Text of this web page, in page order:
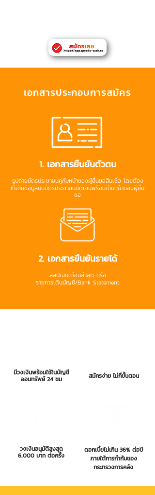
เอกสารประกอบการสมัคร
1. เอกสารยืนยันตัวตน
รูปถ่ายบัตรประชาชนคู่กับหน้าของผู้ยื่นขอสินเชื่อ โดยต้อง
ให้เห็นข้อมูลบนบัตรประชาชนชัดเจนพร้อมเห็นหน้าของผู้ยื่น
ขอ
2. เอกสารยืนยันรายได้
สลิปเงินเดือนล่าสุด หรือ
รายการเดินบัญชี/Bank Statement
มีวงเงินพร้อมใช้ในบัญชี
ออมทรัพย์ 24 ชม สมัครง่าย ไม่กี่ขั้นตอน
วงเงินอนุมัติสูงสุด
6,000 บาท ต่อครั้ง
ดอกเบี้ยไม่เกิน 36% ต่อปี
ภายใต้การกำกับของ
กระทรวงการคลัง